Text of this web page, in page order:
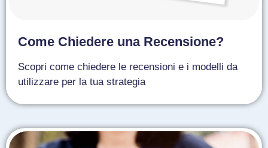
Come Chiedere una Recensione?
Scopri come chiedere le recensioni e i modelli da
utilizzare per la tua strategia